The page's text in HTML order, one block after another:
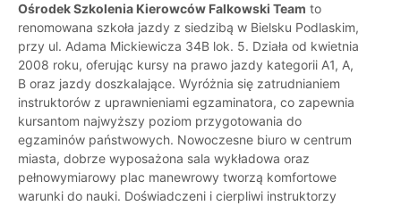
Ośrodek Szkolenia Kierowców Falkowski Team to
renomowana szkoła jazdy z siedzibą w Bielsku Podlaskim,
przy ul. Adama Mickiewicza 34B lok. 5. Działa od kwietnia
2008 roku, oferując kursy na prawo jazdy kategorii A1, A,
B oraz jazdy doszkalające. Wyróżnia się zatrudnianiem
instruktorów z uprawnieniami egzaminatora, co zapewnia
kursantom najwyższy poziom przygotowania do
egzaminów państwowych. Nowoczesne biuro w centrum
miasta, dobrze wyposażona sala wykładowa oraz
pełnowymiarowy plac manewrowy tworzą komfortowe
warunki do nauki. Doświadczeni i cierpliwi instruktorzy